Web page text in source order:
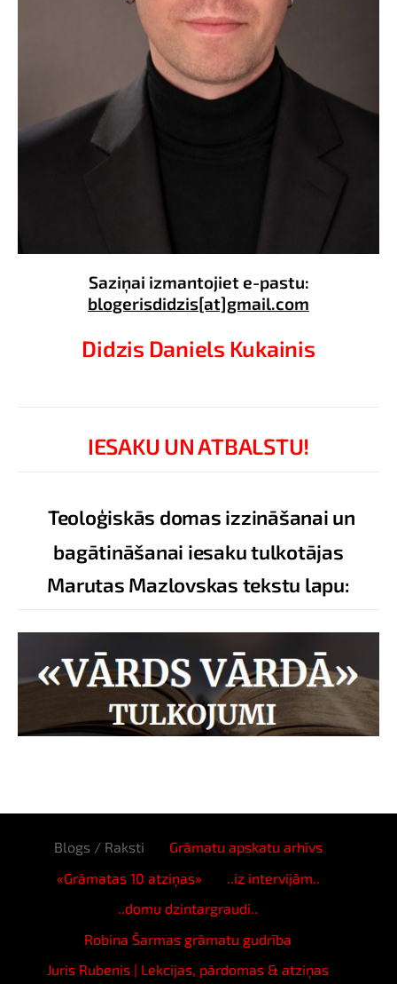
Saziņai izmantojiet e-pastu:
blogerisdidzis[at]gmail.com
Didzis Daniels Kukainis
IESAKU UN ATBALSTU!
Teoloģiskās domas izzināšanai un
bagātināšanai iesaku tulkotājas
Marutas Mazlovskas tekstu lapu:
Blogs / Raksti
Grāmatu apskatu arhīvs
«Grāmatas 10 atziņas»
..iz intervijām..
..domu dzintargraudi..
Robina Šarmas grāmatu gudrība
Juris Rubenis | Lekcijas, pārdomas & atziņas